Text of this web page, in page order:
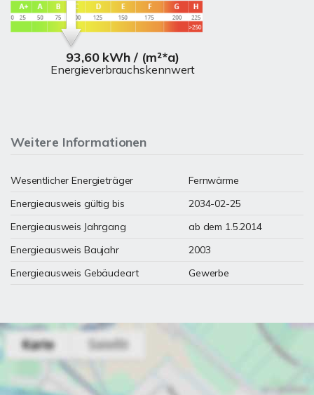
93,60 kWh / (m²*a)
Energieverbrauchskennwert
Weitere Informationen
Wesentlicher Energieträger
Fernwärme
Energieausweis gültig bis
2034-02-25
Energieausweis Jahrgang
ab dem 1.5.2014
Energieausweis Baujahr
2003
Energieausweis Gebäudeart
Gewerbe